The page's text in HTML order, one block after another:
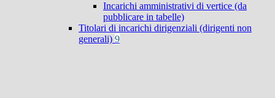
Incarichi amministrativi di vertice (da
pubblicare in tabelle)
Titolari di incarichi dirigenziali (dirigenti non
generali) 9